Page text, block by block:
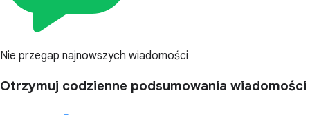
Nie przegap najnowszych wiadomości
Otrzymuj codzienne podsumowania wiadomości